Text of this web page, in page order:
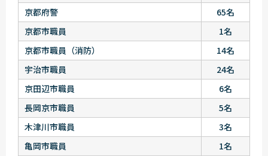
京都府警
65名
京都市職員
1名
京都市職員（消防）
14名
宇治市職員
24名
京田辺市職員
6名
長岡京市職員
5名
木津川市職員
3名
亀岡市職員
1名